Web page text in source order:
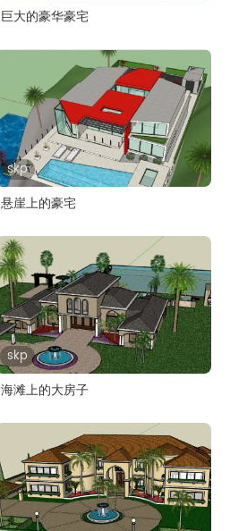
巨大的豪华豪宅
skp
悬崖上的豪宅
skp
海滩上的大房子